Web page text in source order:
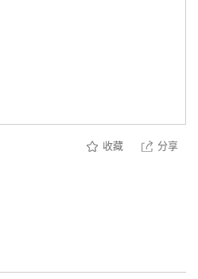
收藏 分享